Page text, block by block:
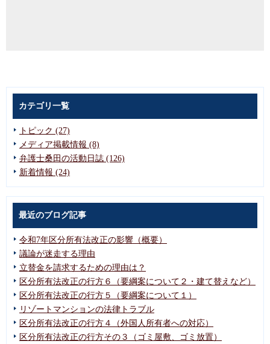
カテゴリ一覧
トピック (27)
メディア掲載情報 (8)
弁護士桑田の活動日誌 (126)
新着情報 (24)
最近のブログ記事
令和7年区分所有法改正の影響（概要）
議論が迷走する理由
立替金を請求するための理由は？
区分所有法改正の行方６（要綱案について２・建て替えなど）
区分所有法改正の行方５（要綱案について１）
リゾートマンションの法律トラブル
区分所有法改正の行方４（外国人所有者への対応）
区分所有法改正の行方その３（ゴミ屋敷、ゴミ放置）